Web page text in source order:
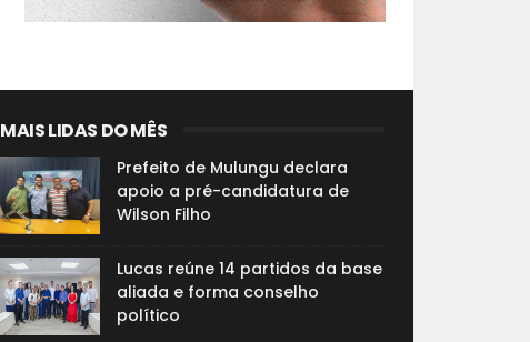
MAIS LIDAS DO MÊS
Prefeito de Mulungu declara
apoio a pré-candidatura de
Wilson Filho
Lucas reúne 14 partidos da base
aliada e forma conselho
político